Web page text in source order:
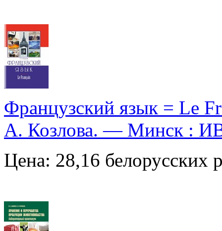
Французский язык = Le
А. Козлова. — Минск :
Цена: 28,16 белорусских